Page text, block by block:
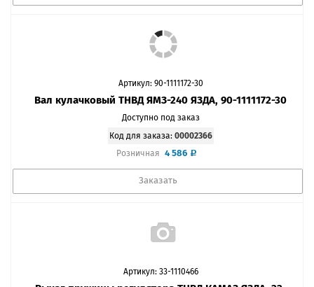
Артикул: 90-1111172-30
Вал кулачковый ТНВД ЯМЗ-240 ЯЗДА, 90-1111172-30
Доступно под заказ
Код для заказа: 00002366
Розничная 4 586
Заказать
Артикул: 33-1110466